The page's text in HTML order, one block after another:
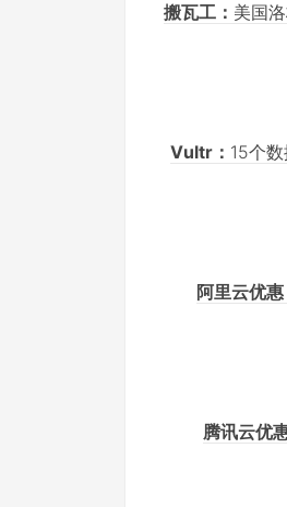
搬瓦工： 美国
Vultr： 15个
阿里云优惠
腾讯云优